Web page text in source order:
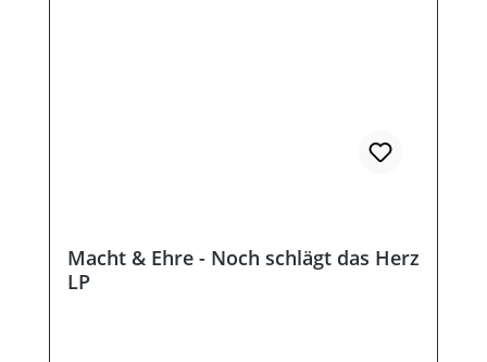
Macht & Ehre - Noch schlägt das Herz
LP